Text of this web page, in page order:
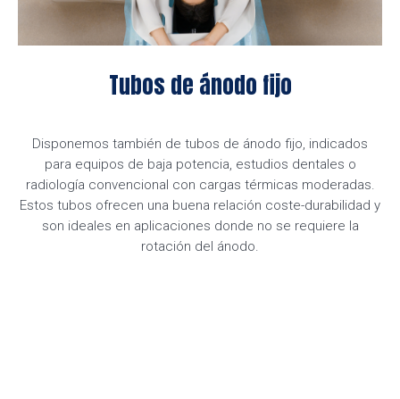
Tubos de ánodo fijo
Disponemos también de tubos de ánodo fijo, indicados
para equipos de baja potencia, estudios dentales o
radiología convencional con cargas térmicas moderadas.
Estos tubos ofrecen una buena relación coste-durabilidad y
son ideales en aplicaciones donde no se requiere la
rotación del ánodo.